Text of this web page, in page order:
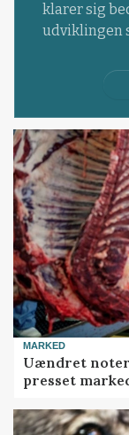
klarer sig
udviklingen
MARKED
Uændret
presset